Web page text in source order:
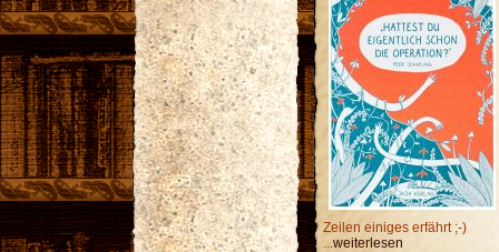
Zeilen einiges erfährt ;-)
...weiterlesen